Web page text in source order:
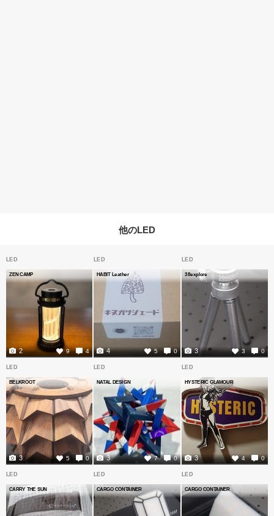
他のLED
LED
ZEN CAMP
9 4
2
LED
HABIT Leather
5 0
4
LED
38explore
3 0
3
LED
BELKROOT
5 0
3
LED
NATAL DESIGN
7 0
3
LED
HYSTERIC GLAMOUR
4 0
3
LED
CARRY THE SUN
LED
CARGO CONTAINER
LED
CARGO CONTAINER